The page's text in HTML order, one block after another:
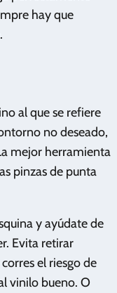
hay que
al que se refiere
no deseado,
mejor herramienta
pinzas de punta
y ayúdate de
Evita retirar
el riesgo de
vinilo bueno. O